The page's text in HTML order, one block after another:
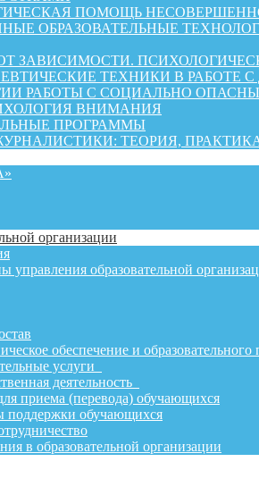
ПОМОЩЬ
ОБРАЗОВАТЕЛЬНЫЕ
ЗАВИСИМОСТИ.
ТЕХНИКИ В РАБОТЕ С
РАБОТЫ С СОЦИАЛЬНО
ВНИМАНИЯ
ПРОГРАММЫ
ТЕОРИЯ,
организации
управления образовательной
обеспечение и образовательного
услуги
деятельность
приема (перевода) обучающихся
поддержки обучающихся
в образовательной организации